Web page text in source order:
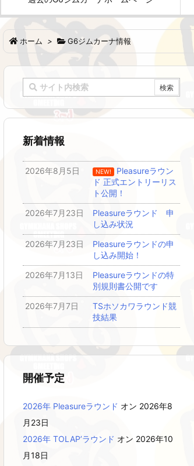
ホーム > G6ジムカーナ情報
新着情報
2026年8月5日 NEW! Pleasureラウン
ド 正式エントリーリス
ト公開！
2026年7月23日
Pleasureラウンド 申
し込み状況
2026年7月23日
Pleasureラウンドの申
し込み開始！
2026年7月13日
Pleasureラウンドの特
別規則書公開です
2026年7月7日
TSホソカワラウンド競
技結果
開催予定
2026年 Pleasureラウンド オン 2026年8
月23日
2026年 TOLAP’ラウンド オン 2026年10
月18日